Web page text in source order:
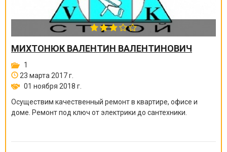
МИХТОНЮК ВАЛЕНТИН ВАЛЕНТИНОВИЧ
1
23 марта 2017 г.
01 ноября 2018 г.
Осуществим качественный ремонт в квартире, офисе и
доме. Ремонт под ключ от электрики до сантехники.